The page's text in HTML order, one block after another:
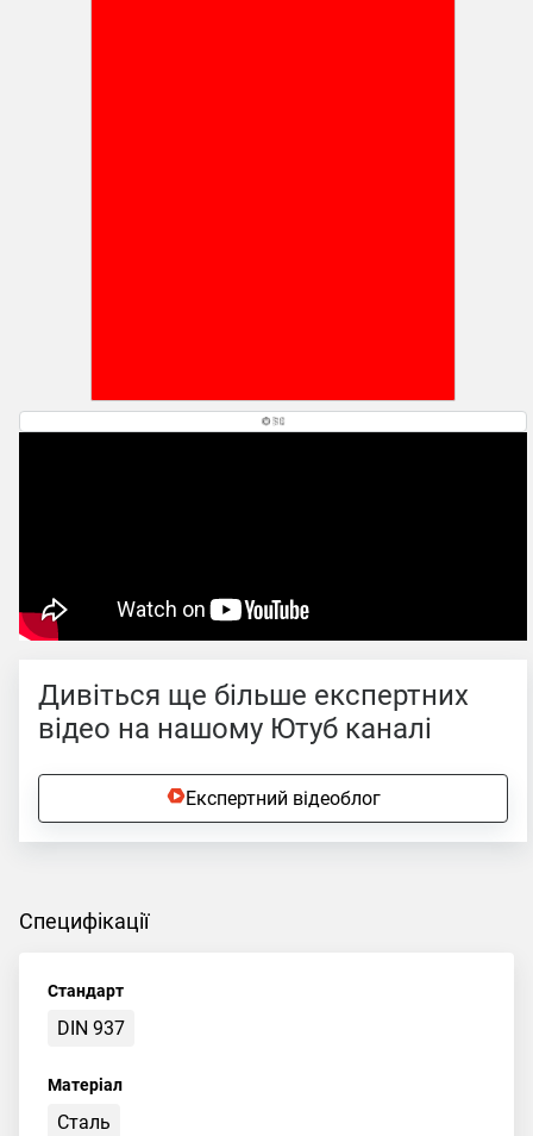
Дивіться ще більше експертних
відео на нашому Ютуб каналі
Експертний відеоблог
Специфікації
Стандарт
DIN 937
Матеріал
Сталь